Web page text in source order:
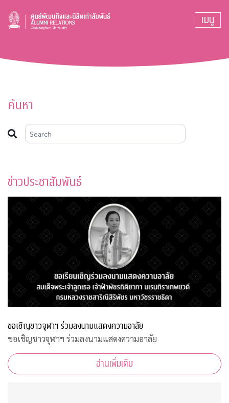
เมนู
ค้นหา
ข่าวประชาสัมพันธ์
ขอเชิญชาวจุฬาฯ ร่วมลงนามแสดงความอาลัย
ขอเชิญชาวจุฬาฯ ร่วมลงนามแสดงความอาลัย
อ่านเพิ่มเติม